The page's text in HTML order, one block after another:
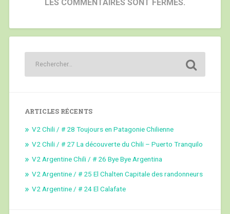
LES COMMENTAIRES SONT FERMÉS.
ARTICLES RÉCENTS
V2 Chili / # 28 Toujours en Patagonie Chilienne
V2 Chili / # 27 La découverte du Chili – Puerto Tranquilo
V2 Argentine Chili / # 26 Bye Bye Argentina
V2 Argentine / # 25 El Chalten Capitale des randonneurs
V2 Argentine / # 24 El Calafate